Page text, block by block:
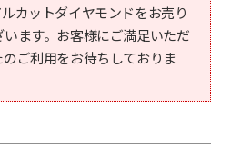
カットダイヤモンドをお売り
ます。お客様にご満足いただ
ご利用をお待ちしておりま